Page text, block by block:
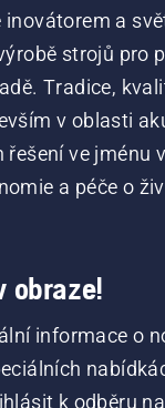
inovátorem a
strojů pro
Tradice,
v oblasti
řešení ve jménu
a péče o
obraze!
informace o
k odběru